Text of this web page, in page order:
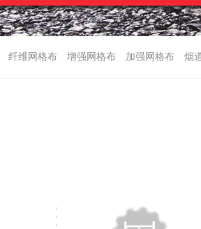
纤维网格布 增强网格布 加强网格布 烟